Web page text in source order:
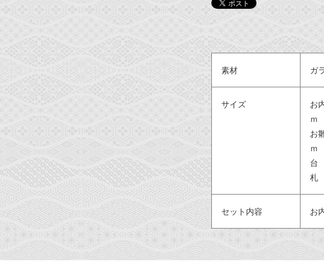
素材 ガ
サイズ
お
ｍ
お
ｍ
台
札
セット内容 お